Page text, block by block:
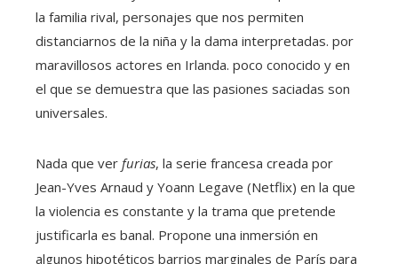
la familia rival, personajes que nos permiten
distanciarnos de la niña y la dama interpretadas. por
maravillosos actores en Irlanda. poco conocido y en
el que se demuestra que las pasiones saciadas son
universales.
Nada que ver furias, la serie francesa creada por
Jean-Yves Arnaud y Yoann Legave (Netflix) en la que
la violencia es constante y la trama que pretende
justificarla es banal. Propone una inmersión en
algunos hipotéticos barrios marginales de París para